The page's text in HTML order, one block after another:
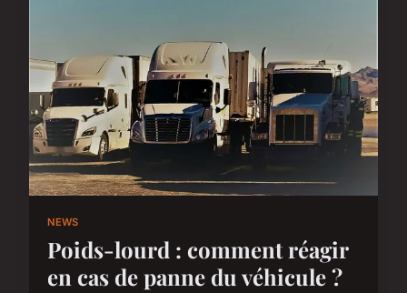
NEWS
Poids-lourd : comment réagir
en cas de panne du véhicule ?